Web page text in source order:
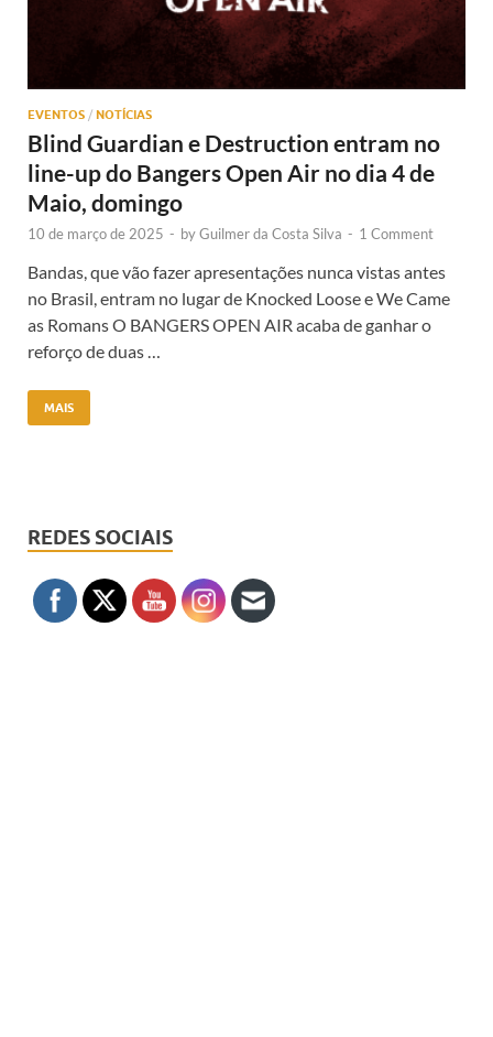
EVENTOS / NOTÍCIAS
Blind Guardian e Destruction entram no
line-up do Bangers Open Air no dia 4 de
Maio, domingo
10 de março de 2025 - byGuilmer da Costa Silva - 1 Comment
Bandas, que vão fazer apresentações nunca vistas antes
no Brasil, entram no lugar de Knocked Loose e We Came
as Romans O BANGERS OPEN AIR acaba de ganhar o
reforço de duas …
MAIS
REDES SOCIAIS